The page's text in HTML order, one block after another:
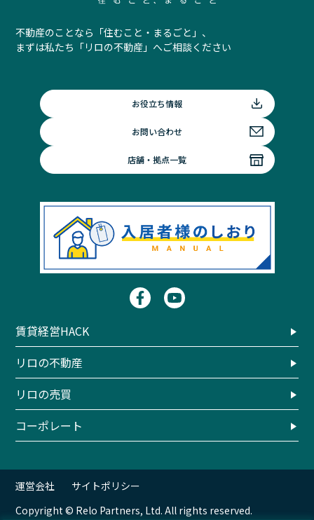
不動産のことなら「住むこと・まるごと」、
まずは私たち「リロの不動産」へご相談ください
お役立ち情報
お問い合わせ
店舗・拠点一覧
コーポレート
リロの不動産
賃貸経営HACK
リロの売買
Copyright © Relo Partners, Ltd. All rights reserved.
運営会社 サイトポリシー